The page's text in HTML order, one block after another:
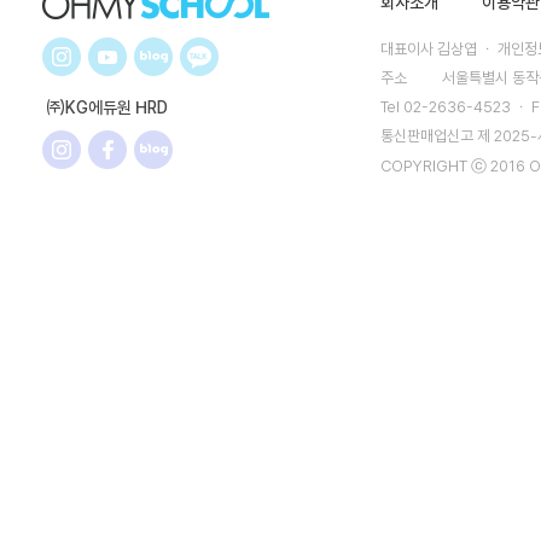
㈜KG에듀원 HRD
대표이사 김상엽 ㆍ 개인
주소
서울특별시 동
Tel 02-2636-4523 ㆍ
통신판매업신고 제
COPYRIGHT ⓒ 2016